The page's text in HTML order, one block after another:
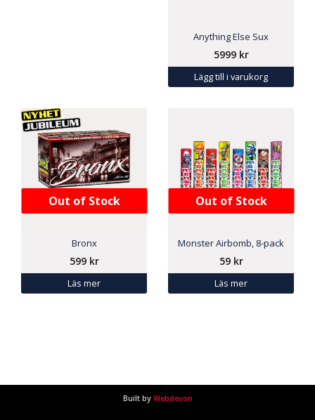
Anything Else Sux
5999 kr
Lägg till i varukorg
Out of Stock
Bronx
599 kr
Läs mer
Out of Stock
Monster Airbomb, 8-pack
59 kr
Läs mer
Built by Webdevon